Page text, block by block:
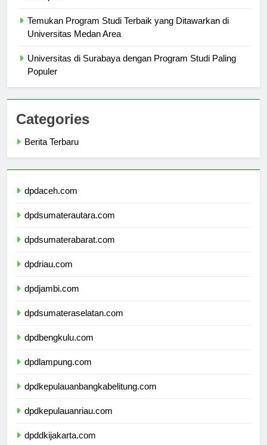
Temukan Program Studi Terbaik yang Ditawarkan di
Universitas di Surabaya dengan Program Studi Paling
Categories